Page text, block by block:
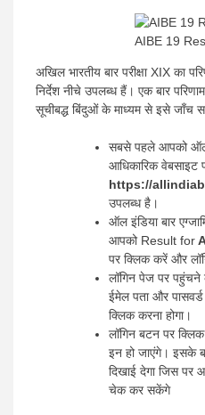
AIBE 19
अखिल भारतीय बार परीक्षा XIX का
निर्देश नीचे उपलब्ध हैं। एक बार
सूचीबद्ध बिंदुओं के माध्यम से इसे जाँच
सबसे पहले आपको ऑल
आधिकारिक वेबसाइट
https://
उपलब्ध है।
ऑल इंडिया बार
आपको Result for
पर क्लिक करें और
लॉगिन पेज पर पहुंचने
ईमेल पता और
क्लिक करना होगा।
लॉगिन बटन पर
इन हो जाएंगे। इसके
दिखाई देगा जिस पर
चेक कर सकेंगे